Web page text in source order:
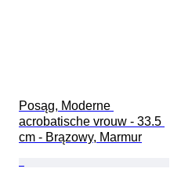
Posąg, Moderne
acrobatische vrouw - 33.5
cm - Brązowy, Marmur